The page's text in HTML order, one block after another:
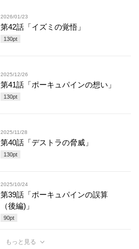
2026/01/23
第42話「イズミの覚悟」
130pt
2025/12/26
第41話「ポーキュパインの想い」
130pt
2025/11/28
第40話「デストラの脅威」
130pt
2025/10/24
第39話「ポーキュパインの誤算
（後編)」
90pt
もっと見る